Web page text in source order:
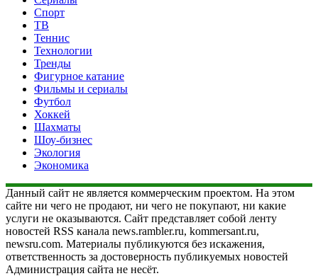
Спорт
ТВ
Теннис
Технологии
Тренды
Фигурное катание
Фильмы и сериалы
Футбол
Хоккей
Шахматы
Шоу-бизнес
Экология
Экономика
Данный сайт не является коммерческим проектом. На этом
сайте ни чего не продают, ни чего не покупают, ни какие
услуги не оказываются. Сайт представляет собой ленту
новостей RSS канала news.rambler.ru, kommersant.ru,
newsru.com. Материалы публикуются без искажения,
ответственность за достоверность публикуемых новостей
Администрация сайта не несёт.